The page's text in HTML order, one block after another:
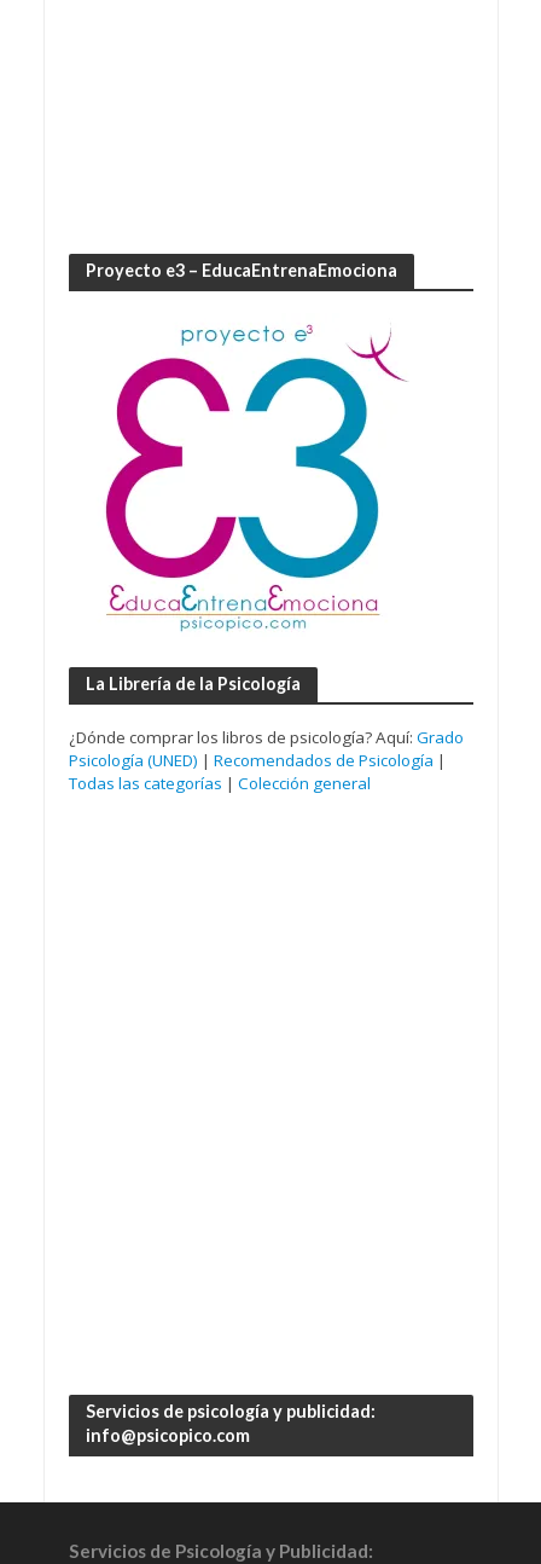
Proyecto e3 – EducaEntrenaEmociona
La Librería de la Psicología
¿Dónde comprar los libros de psicología? Aquí: Grado
Psicología (UNED) | Recomendados de Psicología |
Todas las categorías | Colección general
Servicios de psicología y publicidad:
info@psicopico.com
Servicios de Psicología y Publicidad: